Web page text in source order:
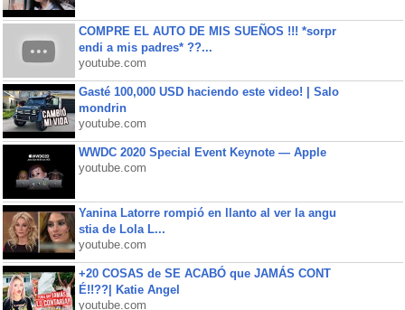
COMPRE EL AUTO DE MIS SUEÑOS !!! *sorpr
endi a mis padres* ??...
youtube.com
Gasté 100,000 USD haciendo este video! | Salo
mondrin
youtube.com
WWDC 2020 Special Event Keynote — Apple
youtube.com
Yanina Latorre rompió en llanto al ver la angu
stia de Lola L...
youtube.com
+20 COSAS de SE ACABÓ que JAMÁS CONT
É!!??| Katie Angel
youtube.com